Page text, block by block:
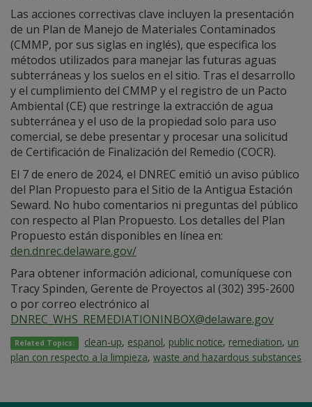
Las acciones correctivas clave incluyen la presentación
de un Plan de Manejo de Materiales Contaminados
(CMMP, por sus siglas en inglés), que especifica los
métodos utilizados para manejar las futuras aguas
subterráneas y los suelos en el sitio. Tras el desarrollo
y el cumplimiento del CMMP y el registro de un Pacto
Ambiental (CE) que restringe la extracción de agua
subterránea y el uso de la propiedad solo para uso
comercial, se debe presentar y procesar una solicitud
de Certificación de Finalización del Remedio (COCR).
El 7 de enero de 2024, el DNREC emitió un aviso público
del Plan Propuesto para el Sitio de la Antigua Estación
Seward. No hubo comentarios ni preguntas del público
con respecto al Plan Propuesto. Los detalles del Plan
Propuesto están disponibles en línea en:
den.dnrec.delaware.gov/
Para obtener información adicional, comuníquese con
Tracy Spinden, Gerente de Proyectos al (302) 395-2600
o por correo electrónico al
DNREC_WHS_REMEDIATIONINBOX@delaware.gov
Related Topics: clean-up, espanol, public notice, remediation, un
plan con respecto a la limpieza, waste and hazardous substances